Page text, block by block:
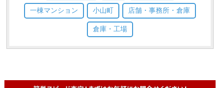
一棟マンション 小山町 店舗・事務所・倉庫
倉庫・工場